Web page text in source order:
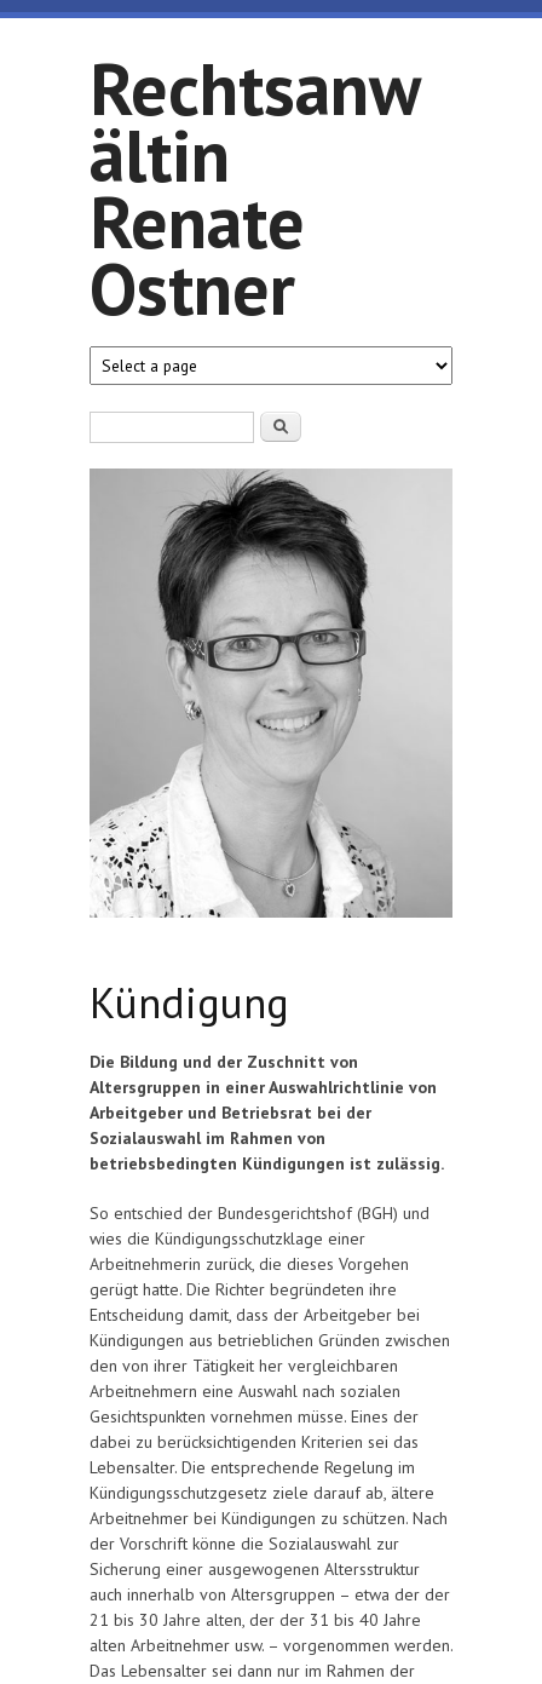
Direkt zum Inhalt
Rechtsanw
ältin
Renate
Ostner
Suche
Kündigung
Die Bildung und der Zuschnitt von
Altersgruppen in einer Auswahlrichtlinie von
Arbeitgeber und Betriebsrat bei der
Sozialauswahl im Rahmen von
betriebsbedingten Kündigungen ist zulässig.
So entschied der Bundesgerichtshof (BGH) und
wies die Kündigungsschutzklage einer
Arbeitnehmerin zurück, die dieses Vorgehen
gerügt hatte. Die Richter begründeten ihre
Entscheidung damit, dass der Arbeitgeber bei
Kündigungen aus betrieblichen Gründen zwischen
den von ihrer Tätigkeit her vergleichbaren
Arbeitnehmern eine Auswahl nach sozialen
Gesichtspunkten vornehmen müsse. Eines der
dabei zu berücksichtigenden Kriterien sei das
Lebensalter. Die entsprechende Regelung im
Kündigungsschutzgesetz ziele darauf ab, ältere
Arbeitnehmer bei Kündigungen zu schützen. Nach
der Vorschrift könne die Sozialauswahl zur
Sicherung einer ausgewogenen Altersstruktur
auch innerhalb von Altersgruppen – etwa der der
21 bis 30 Jahre alten, der der 31 bis 40 Jahre
alten Arbeitnehmer usw. – vorgenommen werden.
Das Lebensalter sei dann nur im Rahmen der